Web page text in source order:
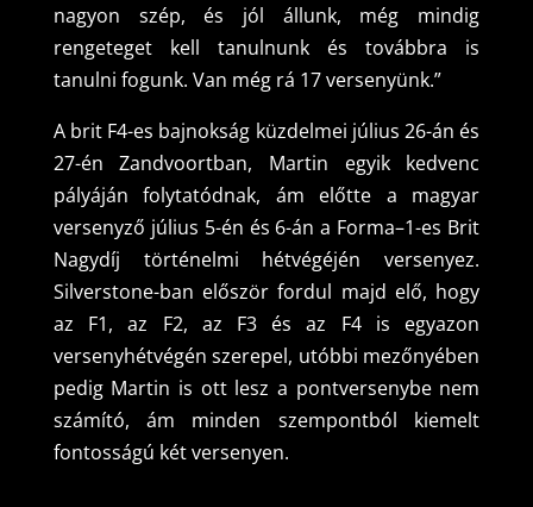
nagyon szép, és jól állunk, még mindig
rengeteget kell tanulnunk és továbbra is
tanulni fogunk. Van még rá 17 versenyünk.”
A brit F4-es bajnokság küzdelmei július 26-án és
27-én Zandvoortban, Martin egyik kedvenc
pályáján folytatódnak, ám előtte a magyar
versenyző július 5-én és 6-án a Forma–1-es Brit
Nagydíj történelmi hétvégéjén versenyez.
Silverstone-ban először fordul majd elő, hogy
az F1, az F2, az F3 és az F4 is egyazon
versenyhétvégén szerepel, utóbbi mezőnyében
pedig Martin is ott lesz a pontversenybe nem
számító, ám minden szempontból kiemelt
fontosságú két versenyen.